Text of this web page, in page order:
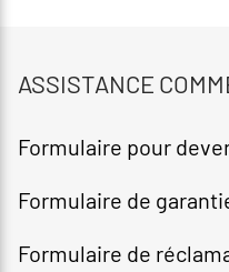
ASSISTANCE
Formulaire pour
Formulaire de
Formulaire de